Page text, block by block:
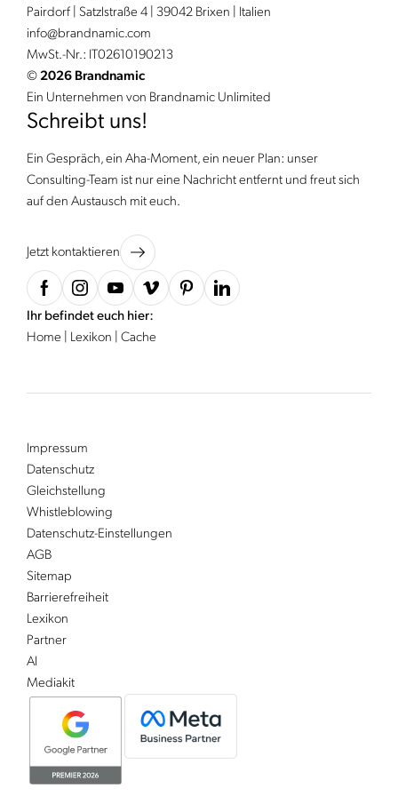
Pairdorf | Satzlstraße 4 | 39042 Brixen | Italien
info@brandnamic.com
MwSt.-Nr.: IT02610190213
© 2026 Brandnamic
Ein Unternehmen von Brandnamic Unlimited
Schreibt uns!
Ein Gespräch, ein Aha-Moment, ein neuer Plan: unser
Consulting-Team ist nur eine Nachricht entfernt und freut sich
auf den Austausch mit euch.
Jetzt kontaktieren
Ihr befindet euch hier:
Home
Lexikon Cache
Impressum
Datenschutz
Gleichstellung
Whistleblowing
Datenschutz-Einstellungen
AGB
Sitemap
Barrierefreiheit
Lexikon
Partner
AI
Mediakit